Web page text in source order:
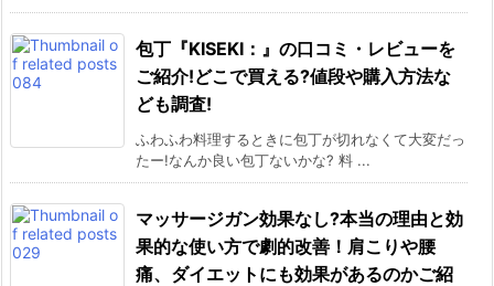
包丁『KISEKI：』の口コミ・レビューを
ご紹介!どこで買える?値段や購入方法な
ども調査!
ふわふわ料理するときに包丁が切れなくて大変だっ
たー!なんか良い包丁ないかな? 料 ...
マッサージガン効果なし?本当の理由と効
果的な使い方で劇的改善！肩こりや腰
痛、ダイエットにも効果があるのかご紹